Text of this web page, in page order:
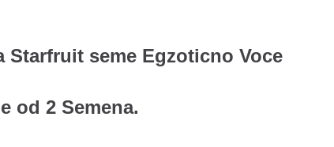
Starfruit seme Egzoticno Voce
od 2 Semena.